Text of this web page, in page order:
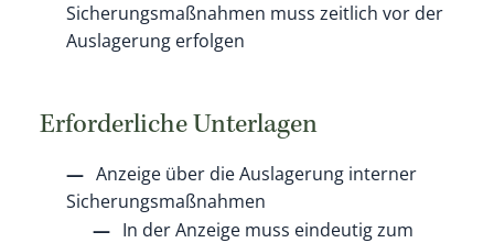
Sicherungsmaßnahmen muss zeitlich vor der
Auslagerung erfolgen
Erforderliche Unterlagen
Anzeige über die Auslagerung interner
Sicherungsmaßnahmen
In der Anzeige muss eindeutig zum